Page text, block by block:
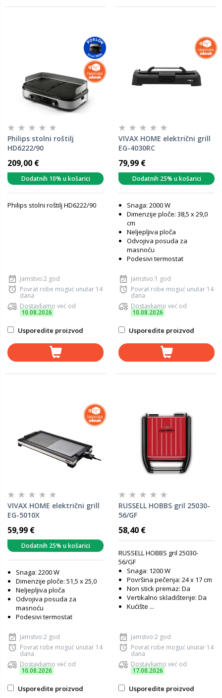
Philips stolni roštilj
HD6222/90
209,00 €
Dodatnih 10% u košarici
Philips stolni roštilj HD6222/90
Jamstvo:2 god
Povrat robe moguć unutar 14
dana
Dostavljamo već od
10.08.2026
Usporedite proizvod
VIVAX HOME električni grill
EG-4030RC
79,99 €
Dodatnih 25% u košarici
Snaga: 2000 W
Dimenzije ploče: 38,5 x 29,0
cm
Neljepljiva ploča
Odvojiva posuda za
masnoću
Podesivi termostat
Jamstvo:1 god
Povrat robe moguć unutar 14
dana
Dostavljamo već od
10.08.2026
Usporedite proizvod
VIVAX HOME električni grill
EG-5010X
59,99 €
Dodatnih 25% u košarici
Snaga: 2200 W
Dimenzije ploče: 51,5 x 25,0
Neljepljiva ploča
Odvojiva posuda za
masnoću
Podesivi termostat
Jamstvo:2 god
Povrat robe moguć unutar 14
dana
Dostavljamo već od
10.08.2026
Usporedite proizvod
RUSSELL HOBBS gril 25030-
56/GF
58,40 €
RUSSELL HOBBS gril 25030-
56/GF
Snaga: 1200 W
Površina pečenja: 24 x 17 cm
Non stick premaz: Da
Vertikalno skladištenje: Da
Kućište ...
Jamstvo:2 god
Povrat robe moguć unutar 14
dana
Dostavljamo već od
17.08.2026
Usporedite proizvod